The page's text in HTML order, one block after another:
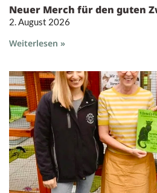
Neuer Merch für den guten
2. August 2026
Weiterlesen »